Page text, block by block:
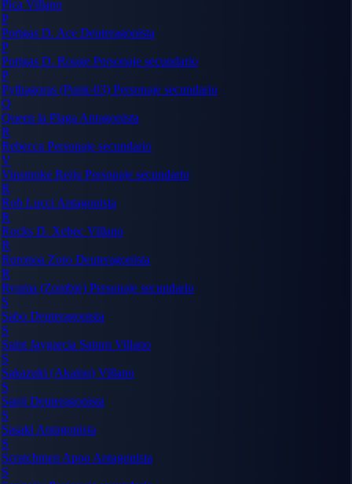
Pica Villano
P
Portgas D. Ace Deuteragonista
P
Portgas D. Rouge Personaje secundario
P
Pythagoras (Punk-03) Personaje secundario
Q
Queen la Plaga Antagonista
R
Rebecca Personaje secundario
V
Vinsmoke Reiju Personaje secundario
R
Rob Lucci Antagonista
R
Rocks D. Xebec Villano
R
Roronoa Zoro Deuteragonista
R
Ryuma (Zombie) Personaje secundario
S
Sabo Deuteragonista
S
Saint Jaygarcia Saturn Villano
S
Sakazuki (Akainu) Villano
S
Sanji Deuteragonista
S
Sasaki Antagonista
S
Scratchmen Apoo Antagonista
S